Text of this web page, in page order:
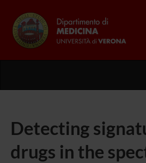
Detecting
drugs in the